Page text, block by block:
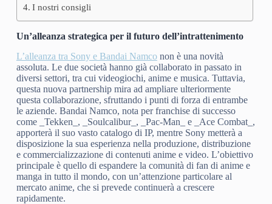
I nostri consigli
Un’alleanza strategica per il futuro dell’intrattenimento
L’alleanza tra Sony e Bandai Namconon è una novità
assoluta. Le due società hanno già collaborato in passato in
diversi settori, tra cui videogiochi, anime e musica. Tuttavia,
questa nuova partnership mira ad ampliare ulteriormente
questa collaborazione, sfruttando i punti di forza di entrambe
le aziende. Bandai Namco, nota per franchise di successo
come _Tekken_, _Soulcalibur_, _Pac-Man_ e _Ace Combat_,
apporterà il suo vasto catalogo di IP, mentre Sony metterà a
disposizione la sua esperienza nella produzione, distribuzione
e commercializzazione di contenuti anime e video. L’obiettivo
principale è quello di espandere la comunità di fan di anime e
manga in tutto il mondo, con un’attenzione particolare al
mercato anime, che si prevede continuerà a crescere
rapidamente.